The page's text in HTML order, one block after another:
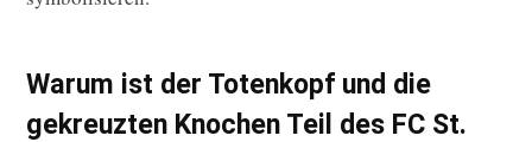
Warum ist der Totenkopf und die
gekreuzten Knochen Teil des FC St.